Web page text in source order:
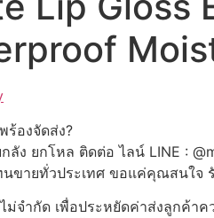
ร้องจัดส่ง?
ลัง ยกโหล ติดต่อ ไลน์ LINE :
ขายทั่วประเทศ ขอแค่คุณสนใจ
ม่จำกัด เพื่อประหยัดค่าส่งลูกค้า